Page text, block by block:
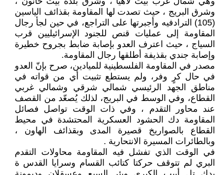
وشرق البريج ، حيث تصدت لها المقاومة بقذائف الياسين
(105) الترادفيه وأجبرتها على التراجع، في حين لجأ رجال
المقاومة إلى عمليات قنص للجنود الإسرائيليين قرب
السياج ، حيث اعترف العدو بإصابة ضابط بجروح خطيرة
وإصابة جندي بقذيفة أطلقها رجال المقاومة.
مصدر في المقاومة الفلسطينية للميادين، صرح بإنّ العدو
في حال كرٍ وفر، ولم يستطع تثبيت أي من قواته في
مناطق الجهد الرئيسي شمالي شرقي وشمالي غربي
القطاع، وفي الوسط في البريج، لذلك يُصعّد من القصف
عند محاور التقدم ، وفي ذات الوقت تواصل فصائل
المقاومة دك الحشود العسكرية المحتشدة في محيط
القطاع بالصواريخ قصيرة المدى وبقذائف الهاون ،
وبالطائرات المسيرة الانتحارية .
في الوقت الذي تفشل فيه المقاومة محاولات التقدم
البري لم تتوقف حركتا كتائب القسام وسرايا القدس ة